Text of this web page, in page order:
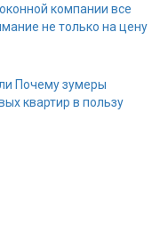
компании все
не только на цену
Почему зумеры
квартир в пользу